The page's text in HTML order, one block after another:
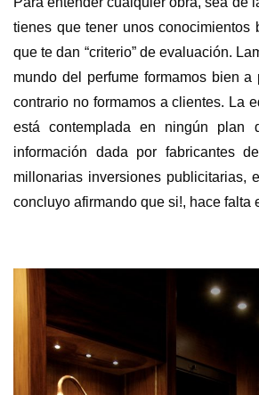
tienes que tener unos conocimientos
que te dan “criterio” de evaluación.
mundo del perfume formamos bien a
contrario no formamos a clientes. La
está contemplada en ningún plan
información dada por fabricantes
millonarias inversiones publicitarias,
concluyo afirmando que si!, hace falta